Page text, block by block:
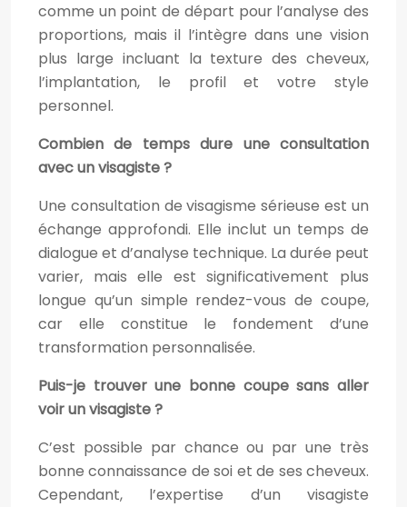
comme un point de départ pour l’analyse des
proportions, mais il l’intègre dans une vision
plus large incluant la texture des cheveux,
l’implantation, le profil et votre style
personnel.
Combien de temps dure une consultation
avec un visagiste ?
Une consultation de visagisme sérieuse est un
échange approfondi. Elle inclut un temps de
dialogue et d’analyse technique. La durée peut
varier, mais elle est significativement plus
longue qu’un simple rendez-vous de coupe,
car elle constitue le fondement d’une
transformation personnalisée.
Puis-je trouver une bonne coupe sans aller
voir un visagiste ?
C’est possible par chance ou par une très
bonne connaissance de soi et de ses cheveux.
Cependant, l’expertise d’un visagiste